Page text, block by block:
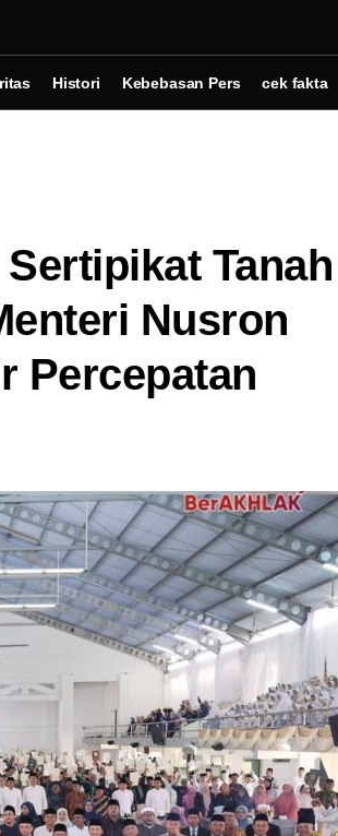
Histori Kebebasan Pers cek fakta
Tanah
Nusron
Percepatan